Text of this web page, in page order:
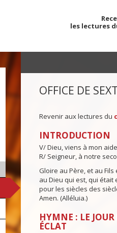
les lectures
OFFICE DE
Revenir aux lectures du
INTRODUCTION
V/ Dieu, viens à mon
R/ Seigneur, à notre
Gloire au Père, et au Fils
au Dieu qui est, qui était
pour les siècles des
Amen. (Alléluia.)
HYMNE : LE
ÉCLAT